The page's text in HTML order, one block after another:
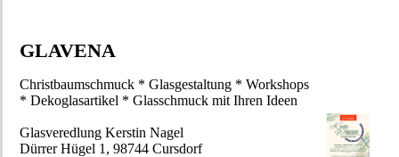
GLAVENA
Christbaumschmuck * Glasgestaltung * Workshops
* Dekoglasartikel * Glasschmuck mit Ihren Ideen
Glasveredlung Kerstin Nagel
Dürrer Hügel 1, 98744 Cursdorf